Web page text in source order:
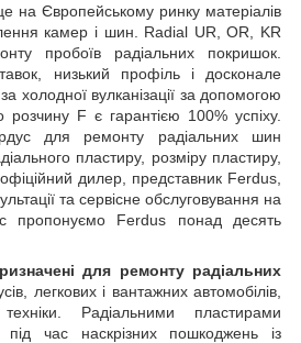
на Європейському ринку матеріалів
камер і шин. Radial UR, OR, KR
пробоїв радіальних покришок.
низький профіль і досконале
холодної вулканізації за допомогою
розчину F є гарантією 100% успіху.
для ремонту радіальних шин
пластиру, розміру пластиру,
офіційний дилер, представник Ferdus,
та сервісне обслуговування на
пропонуємо Ferdus понад десять
для ремонту радіальних
легкових і вантажних автомобілів,
Радіальними пластирами
час наскрізних пошкоджень із